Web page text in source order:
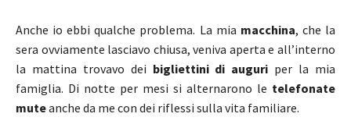
Anche io ebbi qualche problema. La mia macchina, che la
sera ovviamente lasciavo chiusa, veniva aperta e all’interno
la mattina trovavo dei bigliettini di auguri per la mia
famiglia. Di notte per mesi si alternarono le telefonate
muteanche da me con dei riflessi sulla vita familiare.